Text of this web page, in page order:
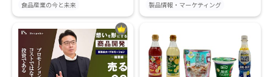
食品産業の今と未来 製品情報・マーケティング